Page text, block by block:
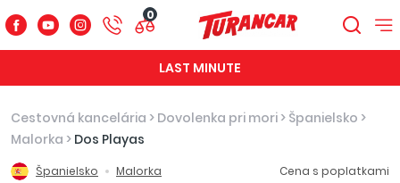
0
LAST MINUTE
Cestovná kancelária > Dovolenka pri mori > Španielsko >
Malorka > Dos Playas
Španielsko Malorka
Cena s poplatkami